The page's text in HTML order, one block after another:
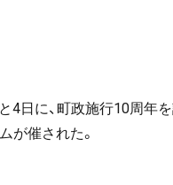
4日に、町政施行10周年
が催された。